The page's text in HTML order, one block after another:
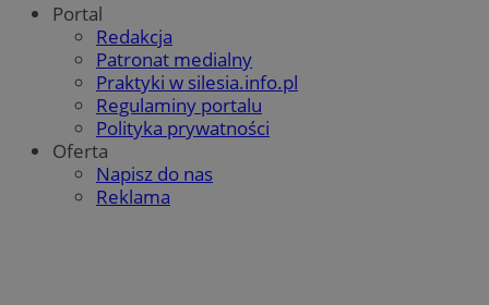
Portal
Redakcja
Patronat medialny
Praktyki w silesia.info.pl
Regulaminy portalu
Polityka prywatności
Oferta
Napisz do nas
Reklama